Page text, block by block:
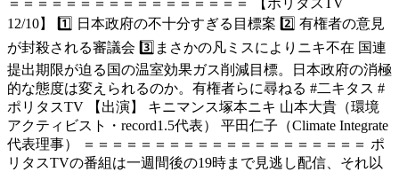
12/10】 1️⃣ 日本政府の不十分すぎる目標案 2️⃣ 有権者の意見
が封殺される審議会 3️⃣まさかの凡ミスによりニキ不在 国連
提出期限が迫る国の温室効果ガス削減目標。日本政府の消極
的な態度は変えられるのか。有権者らに尋ねる #二キタス #
ポリタスTV 【出演】 キニマンス塚本ニキ 山本大貴（環境
アクティビスト・record1.5代表） 平田仁子（Climate Integrate
代表理事） ＝＝＝＝＝＝＝＝＝＝＝＝＝＝＝＝＝＝＝＝ ポ
リタスTVの番組は一週間後の19時まで見逃し配信、それ以